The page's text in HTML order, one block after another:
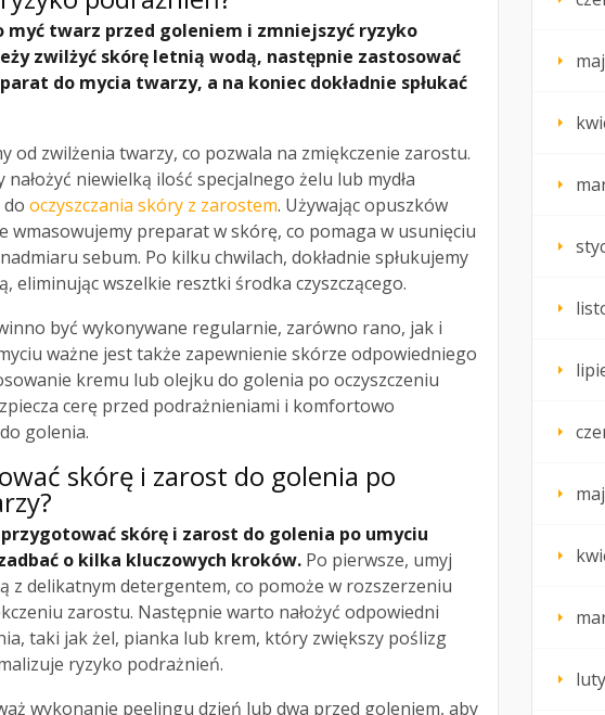
myć twarz przed goleniem i zmniejszyć ryzyko
zwilżyć skórę letnią wodą, następnie zastosować
do mycia twarzy, a na koniec dokładnie spłukać
od zwilżenia twarzy, co pozwala na zmiękczenie zarostu.
niewielką ilość specjalnego żelu lub mydła
oczyszczania skóry z zarostem. Używając opuszków
wmasowujemy preparat w skórę, co pomaga w usunięciu
sebum. Po kilku chwilach, dokładnie spłukujemy
eliminując wszelkie resztki środka czyszczącego.
być wykonywane regularnie, zarówno rano, jak i
ważne jest także zapewnienie skórze odpowiedniego
kremu lub olejku do golenia po oczyszczeniu
cerę przed podrażnieniami i komfortowo
golenia.
skórę i zarost do golenia po
skórę i zarost do golenia po umyciu
o kilka kluczowych kroków. Po pierwsze, umyj
z delikatnym detergentem, co pomoże w rozszerzeniu
zarostu. Następnie warto nałożyć odpowiedni
taki jak żel, pianka lub krem, który zwiększy poślizg
ryzyko podrażnień.
wykonanie peelingu dzień lub dwa przed goleniem, aby